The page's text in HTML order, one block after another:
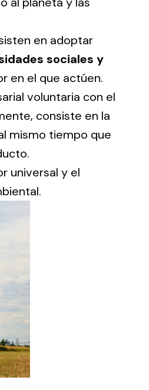
lighting
of solar
for all
needs.
en adoptar
sociales y
en el que actúen.
voluntaria con el
consiste en la
mismo tiempo que
universal y el